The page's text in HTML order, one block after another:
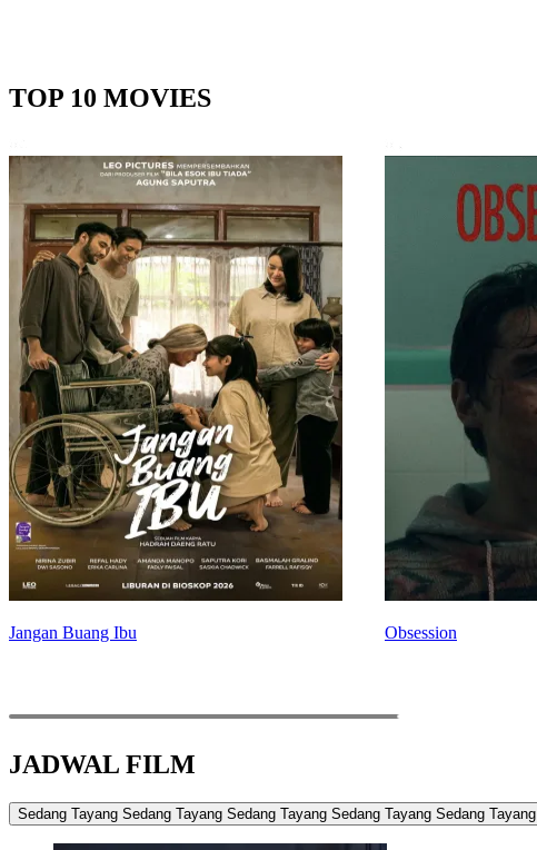
TOP 10 MOVIES
Jangan Buang Ibu Obsession
JADWAL FILM
Sedang Tayang Sedang Tayang Sedang Tayang Sedang Tayang Sedang Tayang